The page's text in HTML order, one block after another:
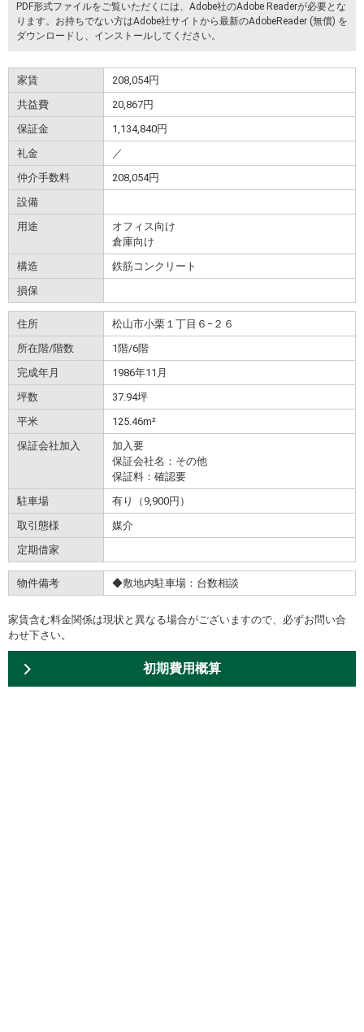
PDF形式ファイルをご覧いただくには、Adobe社のAdobe Readerが必要とな
ります。お持ちでない方はAdobe社サイトから最新のAdobeReader (無償) を
ダウンロードし、インストールしてください。
家賃
208,054円
共益費
20,867円
保証金
1,134,840円
礼金
／
仲介手数料
208,054円
設備
用途
オフィス向け
倉庫向け
構造
鉄筋コンクリート
損保
住所
松山市小栗１丁目６−２６
所在階/階数
1階/6階
完成年月
1986年11月
坪数
37.94坪
平米
125.46m²
保証会社加入
加入要
保証会社名：その他
保証料：確認要
駐車場
有り（9,900円）
取引態様
媒介
定期借家
物件備考 ◆敷地内駐車場：台数相談
家賃含む料金関係は現状と異なる場合がございますので、必ずお問い合
わせ下さい。
初期費用概算